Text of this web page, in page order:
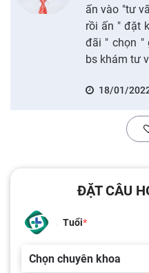
ấn vào "tư
rồi ấn " đặt
đãi " chọn "
bs khám tư
18/01/
ĐẶT CÂU
Tuổi
Chọn chuyên khoa